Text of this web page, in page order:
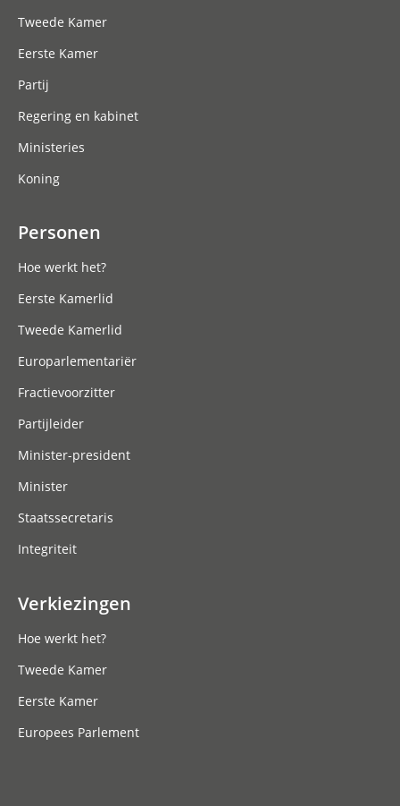
Tweede Kamer
Eerste Kamer
Partij
Regering en kabinet
Ministeries
Koning
Personen
Hoe werkt het?
Eerste Kamerlid
Tweede Kamerlid
Europarlementariër
Fractievoorzitter
Partijleider
Minister-president
Minister
Staatssecretaris
Integriteit
Verkiezingen
Hoe werkt het?
Tweede Kamer
Eerste Kamer
Europees Parlement